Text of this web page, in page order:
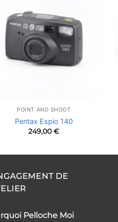
POINT AND SHOOT
Pentax Espio 140
249,00€
DE
Pelloche Moi